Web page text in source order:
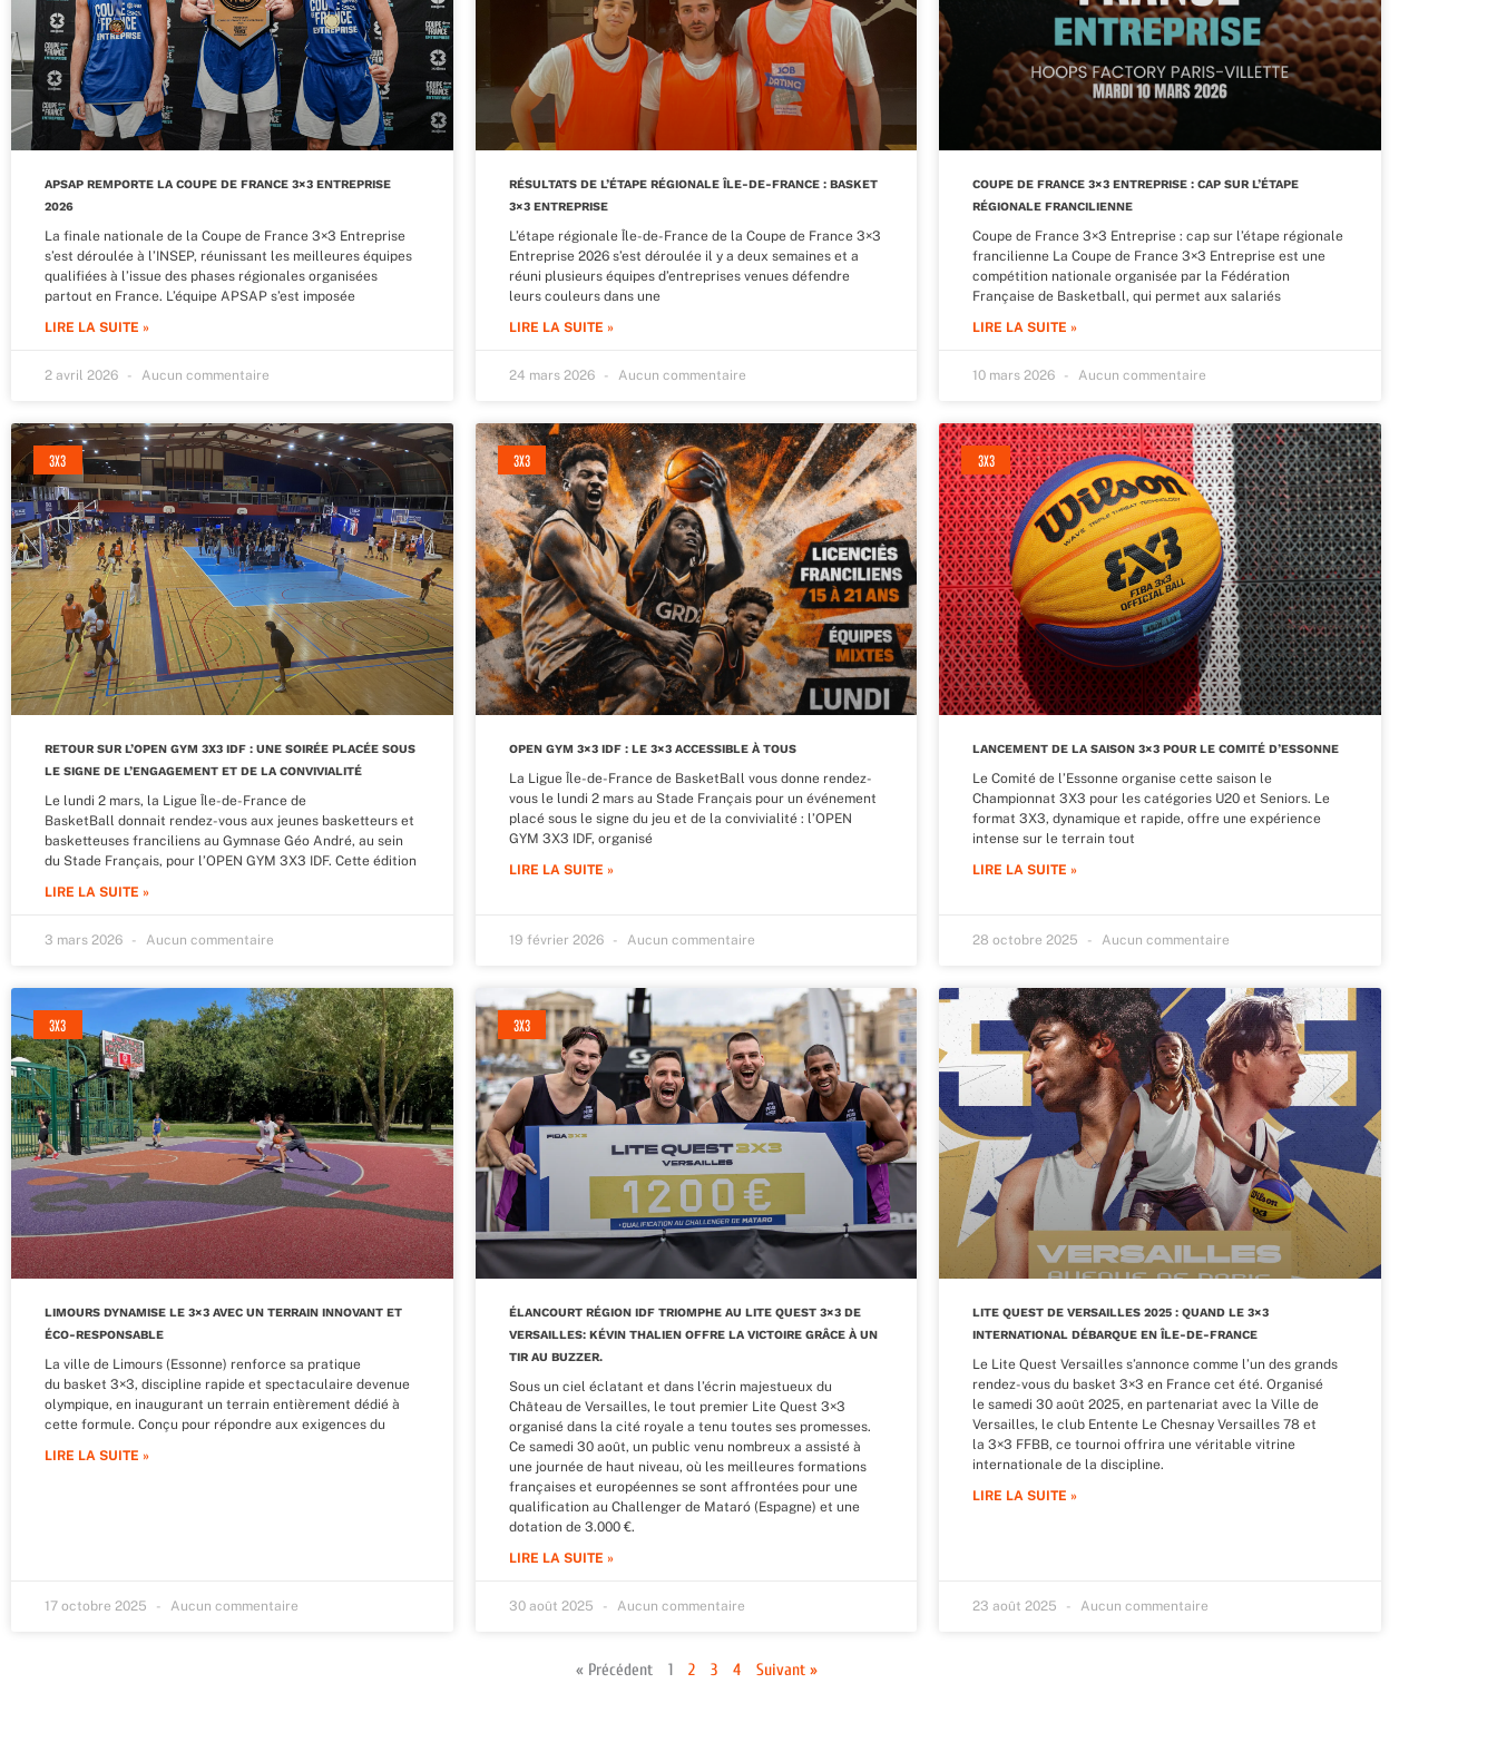
APSAP REMPORTE LA COUPE DE FRANCE 3×3 ENTREPRISE
2026
La finale nationale de la Coupe de France 3×3 Entreprise
s’est déroulée à l’INSEP, réunissant les meilleures équipes
qualifiées à l’issue des phases régionales organisées
partout en France. L’équipe APSAP s’est imposée
LIRE LA SUITE »
2 avril 2026 Aucun commentaire
RÉSULTATS DE L’ÉTAPE RÉGIONALE ÎLE-DE-FRANCE : BASKET
3×3 ENTREPRISE
L’étape régionale Île-de-France de la Coupe de France 3×3
Entreprise 2026 s’est déroulée il y a deux semaines et a
réuni plusieurs équipes d’entreprises venues défendre
leurs couleurs dans une
LIRE LA SUITE »
24 mars 2026 Aucun commentaire
COUPE DE FRANCE 3×3 ENTREPRISE : CAP SUR L’ÉTAPE
RÉGIONALE FRANCILIENNE
Coupe de France 3×3 Entreprise : cap sur l’étape régionale
francilienne La Coupe de France 3×3 Entreprise est une
compétition nationale organisée par la Fédération
Française de Basketball, qui permet aux salariés
LIRE LA SUITE »
10 mars 2026 Aucun commentaire
3X3
RETOUR SUR L’OPEN GYM 3X3 IDF : UNE SOIRÉE PLACÉE SOUS
LE SIGNE DE L’ENGAGEMENT ET DE LA CONVIVIALITÉ
Le lundi 2 mars, la Ligue Île-de-France de
BasketBall donnait rendez-vous aux jeunes basketteurs et
basketteuses franciliens au Gymnase Géo André, au sein
du Stade Français, pour l’OPEN GYM 3X3 IDF. Cette édition
LIRE LA SUITE »
3 mars 2026 Aucun commentaire
3X3
OPEN GYM 3×3 IDF : LE 3×3 ACCESSIBLE À TOUS
La Ligue Île-de-France de BasketBall vous donne rendez-
vous le lundi 2 mars au Stade Français pour un événement
placé sous le signe du jeu et de la convivialité : l’OPEN
GYM 3X3 IDF, organisé
LIRE LA SUITE »
19 février 2026 Aucun commentaire
3X3
LANCEMENT DE LA SAISON 3×3 POUR LE COMITÉ D’ESSONNE
Le Comité de l’Essonne organise cette saison le
Championnat 3X3 pour les catégories U20 et Seniors. Le
format 3X3, dynamique et rapide, offre une expérience
intense sur le terrain tout
LIRE LA SUITE »
28 octobre 2025 Aucun commentaire
3X3
LIMOURS DYNAMISE LE 3×3 AVEC UN TERRAIN INNOVANT ET
ÉCO-RESPONSABLE
La ville de Limours (Essonne) renforce sa pratique
du basket 3×3, discipline rapide et spectaculaire devenue
olympique, en inaugurant un terrain entièrement dédié à
cette formule. Conçu pour répondre aux exigences du
LIRE LA SUITE »
17 octobre 2025 Aucun commentaire
3X3
ÉLANCOURT RÉGION IDF TRIOMPHE AU LITE QUEST 3×3 DE
VERSAILLES: KÉVIN THALIEN OFFRE LA VICTOIRE GRÂCE À UN
TIR AU BUZZER.
Sous un ciel éclatant et dans l’écrin majestueux du
Château de Versailles, le tout premier Lite Quest 3×3
organisé dans la cité royale a tenu toutes ses promesses.
Ce samedi 30 août, un public venu nombreux a assisté à
une journée de haut niveau, où les meilleures formations
françaises et européennes se sont affrontées pour une
qualification au Challenger de Mataró (Espagne) et une
dotation de 3.000 €.
LIRE LA SUITE »
30 août 2025 Aucun commentaire
LITE QUEST DE VERSAILLES 2025 : QUAND LE 3×3
INTERNATIONAL DÉBARQUE EN ÎLE-DE-FRANCE
Le Lite Quest Versailles s’annonce comme l’un des grands
rendez-vous du basket 3×3 en France cet été. Organisé
le samedi 30 août 2025, en partenariat avec la Ville de
Versailles, le club Entente Le Chesnay Versailles 78 et
la 3×3 FFBB, ce tournoi offrira une véritable vitrine
internationale de la discipline.
LIRE LA SUITE »
23 août 2025 Aucun commentaire
« Précédent 1 2 3 4 Suivant »